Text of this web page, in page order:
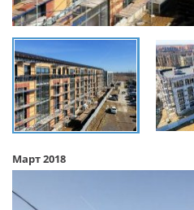
Март 2018